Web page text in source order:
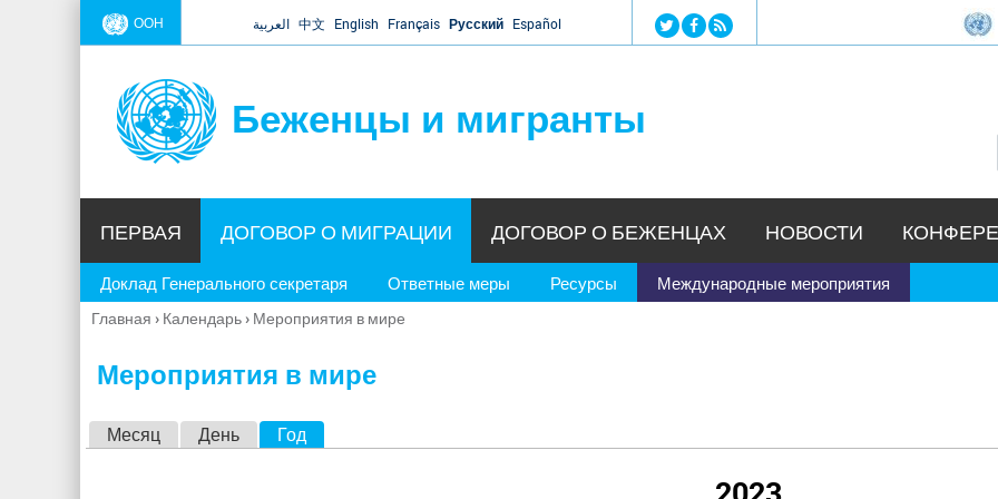
Jump to navigation
ООН العربية 中文 English Français Русский Español
Беженцы и мигранты
ПЕРВАЯ ДОГОВОР О МИГРАЦИИ
Доклад Генерального секретаря Ответные меры Ресурсы Международные мероприятия
ДОГОВОР О БЕЖЕНЦАХ НОВОСТИ
Вы
Главная › Календарь› Мероприятия в мире
Мероприятия в мире
Месяц День Год